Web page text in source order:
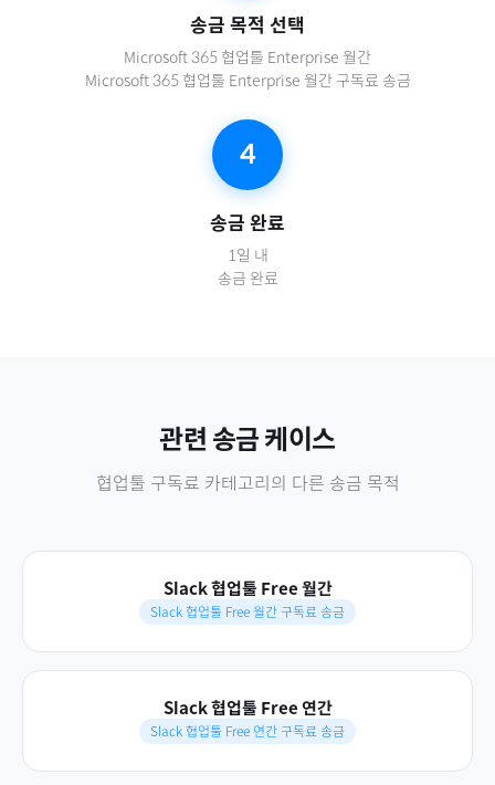
송금 목적 선택
Microsoft 365 협업툴 Enterprise 월간
Microsoft 365 협업툴 Enterprise 월간 구독료 송금
4
송금 완료
1일 내
송금 완료
관련 송금 케이스
협업툴 구독료 카테고리의 다른 송금 목적
Slack 협업툴 Free 월간
Slack 협업툴 Free 월간 구독료 송금
Slack 협업툴 Free 연간
Slack 협업툴 Free 연간 구독료 송금